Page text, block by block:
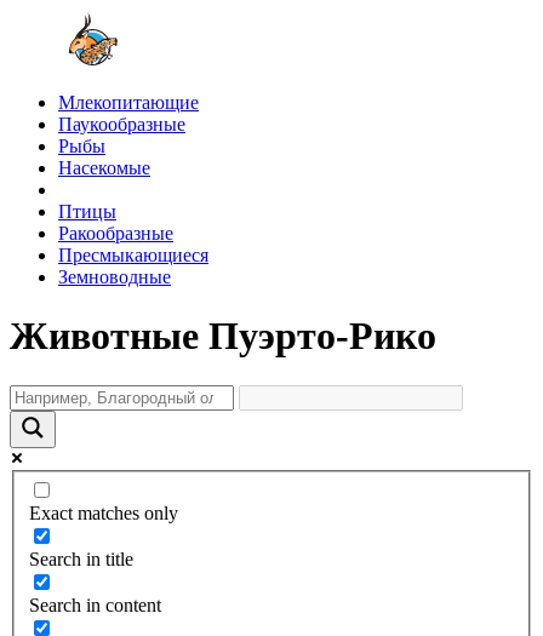
Млекопитающие
Паукообразные
Рыбы
Насекомые
Птицы
Ракообразные
Пресмыкающиеся
Земноводные
Животные Пуэрто-Рико
Exact matches only
Search in title
Search in content